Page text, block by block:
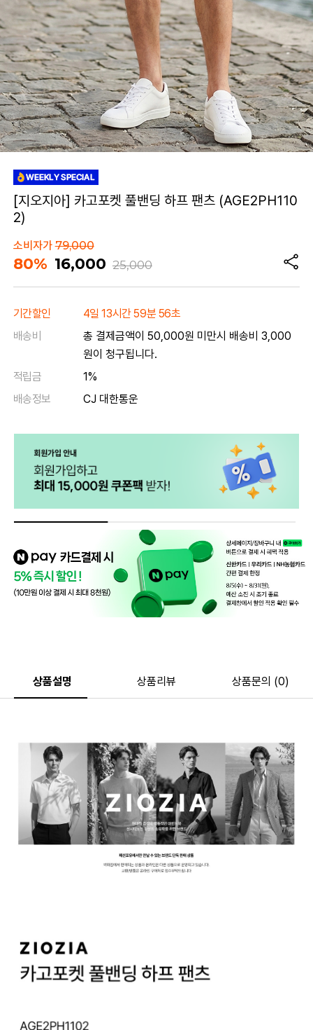
[지오지아] 카고포켓 풀밴딩 하프 팬츠 (AGE2PH110
2)
소비자가79,000
80% 16,000 25,000
기간할인
4일 13시간 59분 56초
배송비
총 결제금액이 50,000원 미만시 배송비 3,000
원이 청구됩니다.
적립금
1%
배송정보
CJ 대한통운
상품설명 상품리뷰 상품문의 (0)